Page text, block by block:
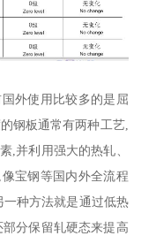
外使用比较多的是屈
钢板通常有两种工艺,
,并利用强大的热轧、
宝钢等国内外全流程
种方法就是通过低热
分保留轧硬态来提高